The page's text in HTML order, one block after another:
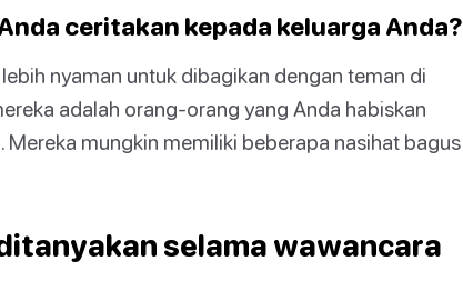
ceritakan kepada keluarga Anda?
nyaman untuk dibagikan dengan teman di
adalah orang-orang yang Anda habiskan
mungkin memiliki beberapa nasihat bagus
selama wawancara